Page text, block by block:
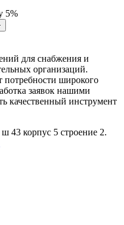
5%
для снабжения и
организаций.
широкого
заявок нашими
качественный инструмент
43 корпус 5 строение 2.